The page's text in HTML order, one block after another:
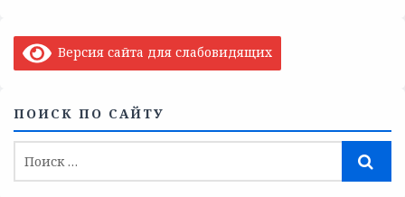
Версия сайта для слабовидящих
ПОИСК ПО САЙТУ